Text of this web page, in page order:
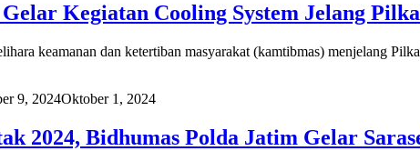
Kegiatan Cooling System Jelang
keamanan dan ketertiban masyarakat (kamtibmas) menjelang
9, 2024Oktober 1, 2024
2024, Bidhumas Polda Jatim Gelar